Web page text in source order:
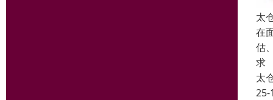
太
在
估
求
太
25-